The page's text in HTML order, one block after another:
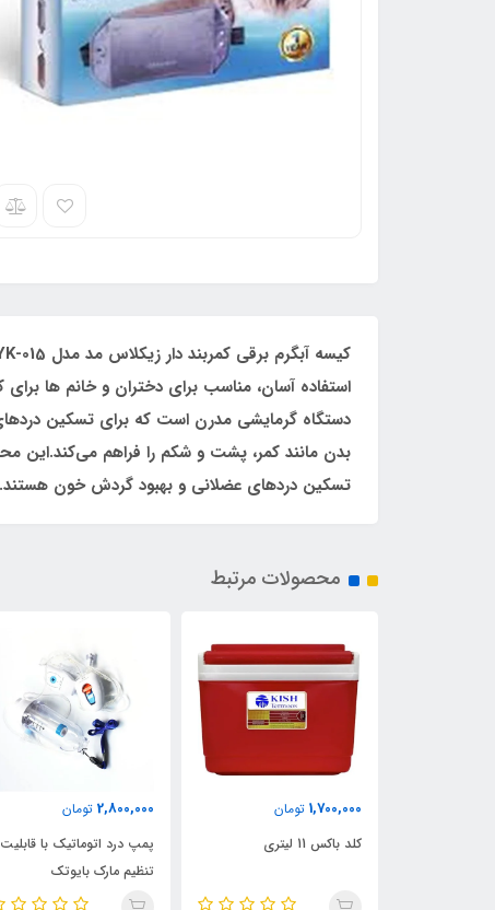
دستگاه گرمایشی مدرن است که برای تسکین
بدن مانند کمر، پشت و شکم را فراهم می‌کند.این
تسکین دردهای عضلانی و بهبود گردش خون هستند.
محصولات مرتبط
1,700,000 تومان
کلد باکس 11 لیتری
2,800,000 تومان
پمپ درد اتوماتیک با قابلیت
تنظیم مارک بایوتک